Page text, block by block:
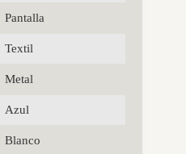
Pantalla
Textil
Metal
Azul
Blanco